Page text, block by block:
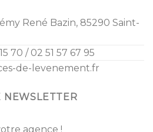
René Bazin, 85290 Saint-
70 / 02 51 57 67 95
de-levenement.fr
NEWSLETTER
agence !